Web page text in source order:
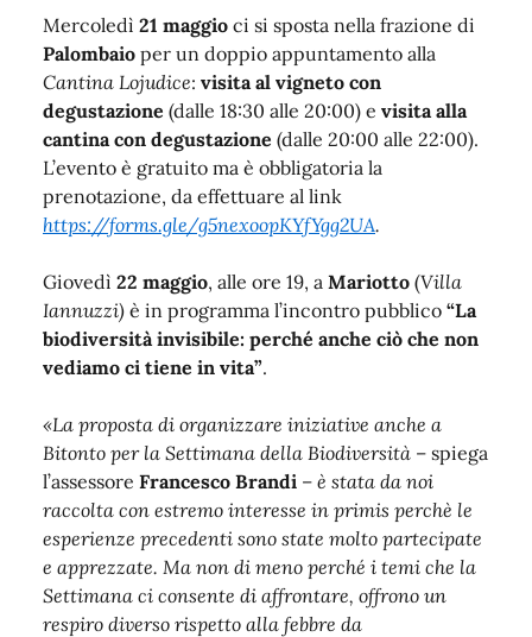
Mercoledì 21 maggio ci si sposta nella frazione di
Palombaio per un doppio appuntamento alla
Cantina Lojudice: visita al vigneto con
degustazione (dalle 18:30 alle 20:00) e visita alla
cantina con degustazione (dalle 20:00 alle 22:00).
L’evento è gratuito ma è obbligatoria la
prenotazione, da effettuare al link
https://forms.gle/g5nexoopKYfYgg2UA.
Giovedì 22 maggio, alle ore 19, a Mariotto (Villa
Iannuzzi) è in programma l’incontro pubblico “La
biodiversità invisibile: perché anche ciò che non
vediamo ci tiene in vita”.
«La proposta di organizzare iniziative anche a
Bitonto per la Settimana della Biodiversità – spiega
l’assessore Francesco Brandi – è stata da noi
raccolta con estremo interesse in primis perchè le
esperienze precedenti sono state molto partecipate
e apprezzate. Ma non di meno perché i temi che la
Settimana ci consente di affrontare, offrono un
respiro diverso rispetto alla febbre da